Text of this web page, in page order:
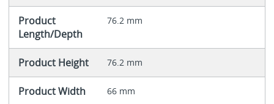
Product
Length/Depth
76.2 mm
Product Height 76.2 mm
Product Width 66 mm